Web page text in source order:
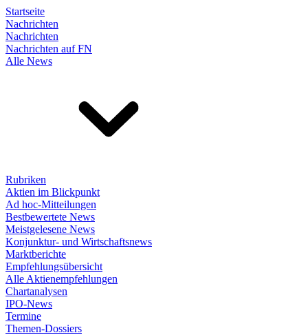
Startseite
Nachrichten
Nachrichten
Nachrichten auf FN
Alle News
Rubriken
Aktien im Blickpunkt
Ad hoc-Mitteilungen
Bestbewertete News
Meistgelesene News
Konjunktur- und Wirtschaftsnews
Marktberichte
Empfehlungsübersicht
Alle Aktienempfehlungen
Chartanalysen
IPO-News
Termine
Themen-Dossiers